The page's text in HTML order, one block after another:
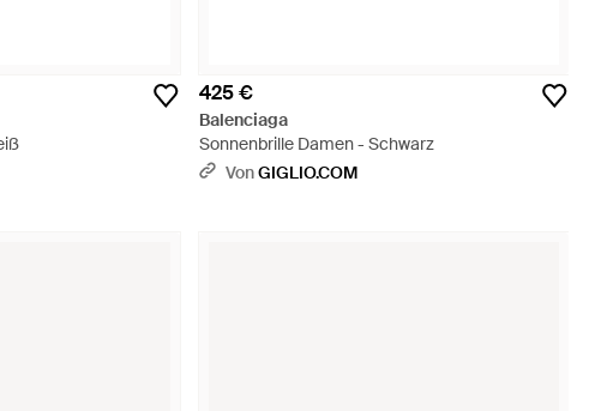
425 €
Balenciaga
Sonnenbrille Damen - Schwarz
VonGIGLIO.COM